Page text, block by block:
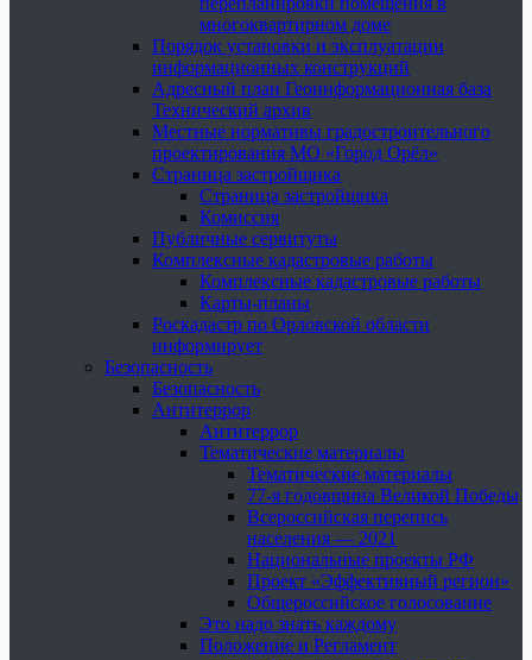
многоквартирном доме
Порядок установки и эксплуатации
информационных конструкций
Адресный план Геоинформационная база
Технический архив
Местные нормативы градостроительного
проектирования МО «Город Орёл»
Страница застройщика
Страница застройщика
Комиссия
Публичные сервитуты
Комплексные кадастровые работы
Комплексные кадастровые работы
Карты-планы
Роскадастр по Орловской области
информирует
Безопасность
Безопасность
Антитеррор
Антитеррор
Тематические материалы
Тематические материалы
77-я годовщина Великой Победы
Всероссийская перепись
населения — 2021
Национальные проекты РФ
Проект «Эффективный регион»
Общероссийское голосование
Это надо знать каждому
Положение и Регламент